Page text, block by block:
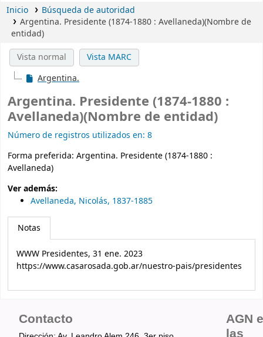
Inicio
Búsqueda de autoridad
Argentina. Presidente (1874-1880 : Avellaneda)(Nombre de
entidad)
Vista normal
Vista MARC
Argentina.
Argentina. Presidente (1874-1880 :
Avellaneda)(Nombre de entidad)
Número de registros utilizados en: 8
Forma preferida: Argentina. Presidente (1874-1880 :
Avellaneda)
Ver además:
Avellaneda, Nicolás, 1837-1885
Notas
WWW Presidentes, 31 ene. 2023
https://www.casarosada.gob.ar/nuestro-pais/presidentes
Contacto
AGN
las